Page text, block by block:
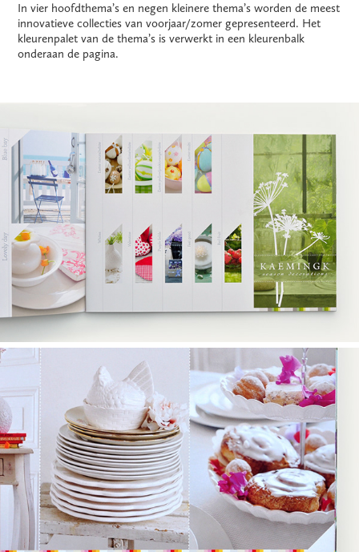
In vier hoofdthema’s en negen kleinere thema’s worden de meest
innovatieve collecties van voorjaar/zomer gepresenteerd. Het
kleurenpalet van de thema’s is verwerkt in een kleurenbalk
onderaan de pagina.